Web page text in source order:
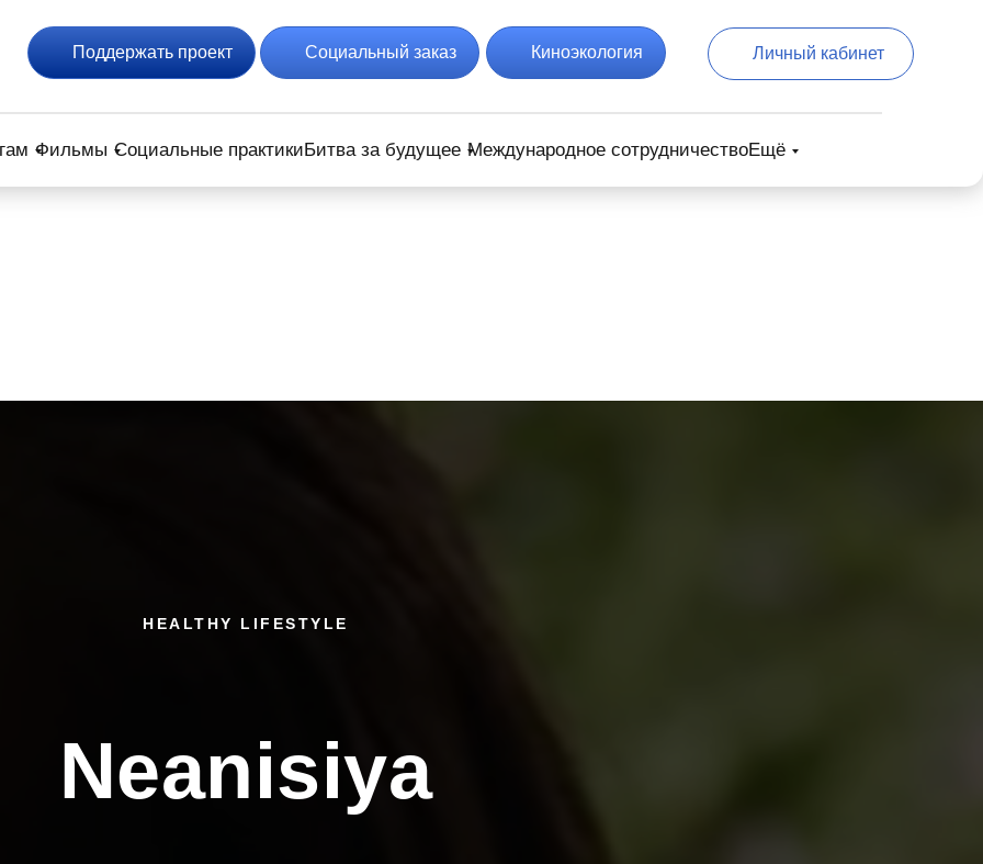
Фильмы Социальные практикиБитва за будущее Международное сотрудничествоЕщё
Личный кабинет
Социальный заказ
Поддержать проект Киноэкология
HEALTHY LIFESTYLE
Neanisiya